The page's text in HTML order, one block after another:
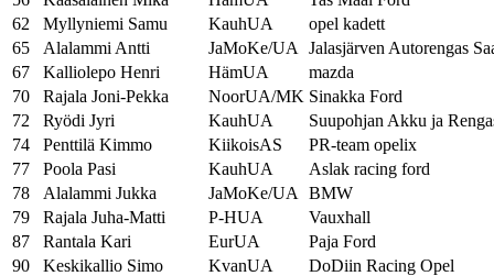
62
Myllyniemi Samu KauhUA
opel kadett
65
Alalammi Antti JaMoKe/UA
Jalasjärven Autorengas
67
Kalliolepo Henri HämUA
mazda
70
Rajala Joni-Pekka NoorUA/MK Sinakka Ford
72
Ryödi Jyri KauhUA
Suupohjan Akku ja
74
Penttilä Kimmo KiikoisAS
PR-team opelix
77
Poola Pasi KauhUA
Aslak racing ford
78
Alalammi Jukka JaMoKe/UA
BMW
79
Rajala Juha-Matti P-HUA
Vauxhall
87
Rantala Kari EurUA
Paja Ford
90
Keskikallio Simo KvanUA
DoDiin Racing Opel